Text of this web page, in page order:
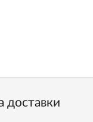
доставки